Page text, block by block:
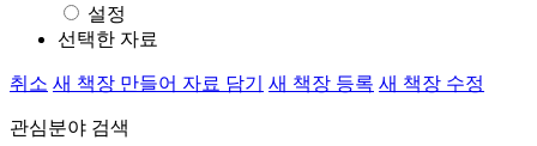
설정
선택한 자료
취소 새 책장 만들어 자료 담기 새 책장 등록 새 책장 수정
관심분야 검색